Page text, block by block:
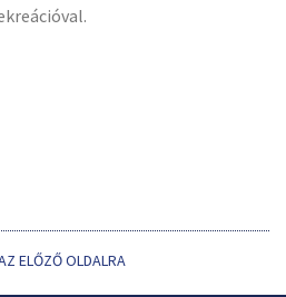
ELŐZŐ OLDALRA